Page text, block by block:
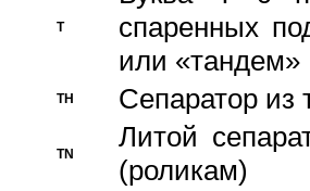
T
спаренных
или «тандем»
TH Сепаратор из
TN
Литой
(роликам)